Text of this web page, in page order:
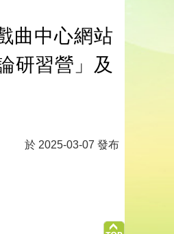
曲中心網站
研習營」及
於 2025-03-07 發布